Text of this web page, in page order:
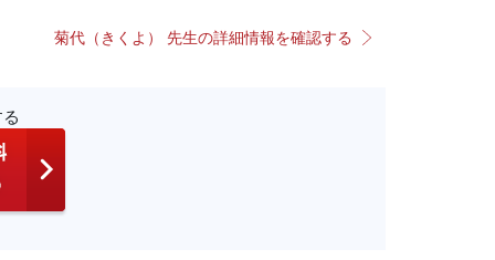
菊代（きくよ） 先生の詳細情報を確認する